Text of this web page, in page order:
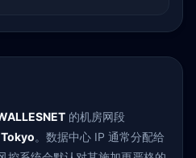
的机房网段
。数据中心 IP 通常分配给